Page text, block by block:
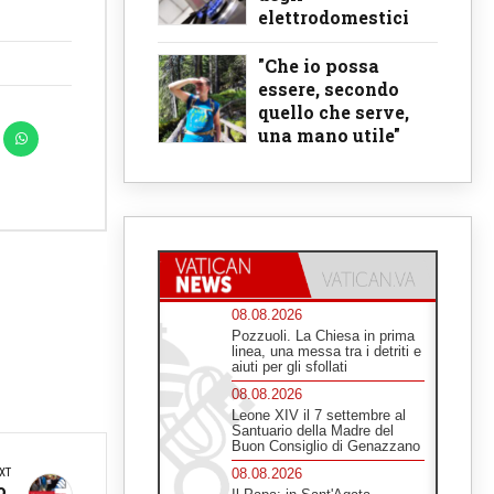
elettrodomestici
"Che io possa
essere, secondo
quello che serve,
una mano utile"
08.08.2026
Pozzuoli. La Chiesa in prima
linea, una messa tra i detriti e
aiuti per gli sfollati
08.08.2026
Leone XIV il 7 settembre al
Santuario della Madre del
Buon Consiglio di Genazzano
08.08.2026